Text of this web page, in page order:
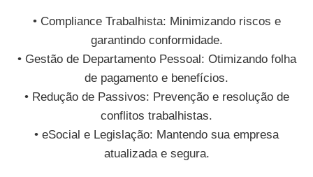
• Compliance Trabalhista: Minimizando riscos e
garantindo conformidade.
• Gestão de Departamento Pessoal: Otimizando folha
de pagamento e benefícios.
• Redução de Passivos: Prevenção e resolução de
conflitos trabalhistas.
• eSocial e Legislação: Mantendo sua empresa
atualizada e segura.